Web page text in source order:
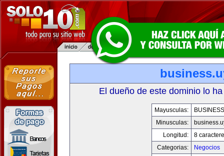
El dueño de este dominio lo
Mayusculas:
Minusculas:
Longitud:
8
Categorias:
Negocios